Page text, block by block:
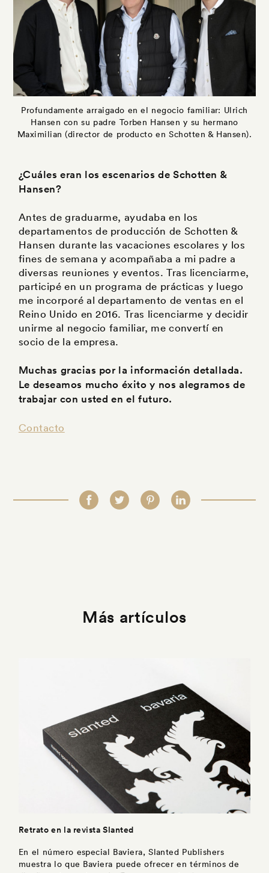
Profundamente arraigado en el negocio familiar: Ulrich
Hansen con su padre Torben Hansen y su hermano
Maximilian (director de producto en Schotten & Hansen).
¿Cuáles eran los escenarios de Schotten &
Hansen?
Antes de graduarme, ayudaba en los
departamentos de producción de Schotten &
Hansen durante las vacaciones escolares y los
fines de semana y acompañaba a mi padre a
diversas reuniones y eventos. Tras licenciarme,
participé en un programa de prácticas y luego
me incorporé al departamento de ventas en el
Reino Unido en 2016. Tras licenciarme y decidir
unirme al negocio familiar, me convertí en
socio de la empresa.
Muchas gracias por la información detallada.
Le deseamos mucho éxito y nos alegramos de
trabajar con usted en el futuro.
Contacto
Más artículos
Retrato en la revista Slanted
En el número especial Baviera, Slanted Publishers
muestra lo que Baviera puede ofrecer en términos de